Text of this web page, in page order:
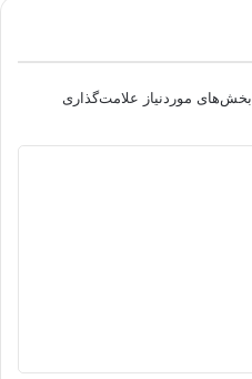
بخش‌های موردنیاز علامت‌گذاری